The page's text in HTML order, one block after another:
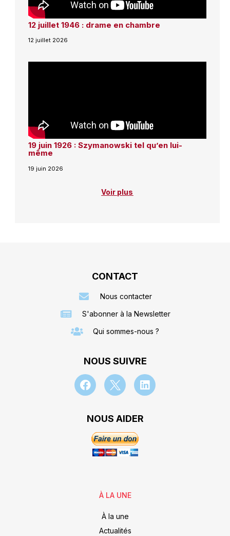
12 juillet 1946 : drame en chambre
12 juillet 2026
19 juin 1926 : Szymanowski tel qu’en lui-
même
19 juin 2026
Voir plus
CONTACT
Nous contacter
S'abonner à la Newsletter
Qui sommes-nous ?
NOUS SUIVRE
NOUS AIDER
À LA UNE
À la une
Actualités